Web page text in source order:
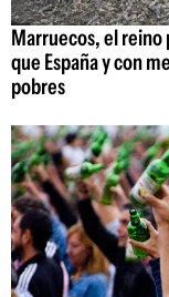
Marruecos, el reino
que España y con
pobres